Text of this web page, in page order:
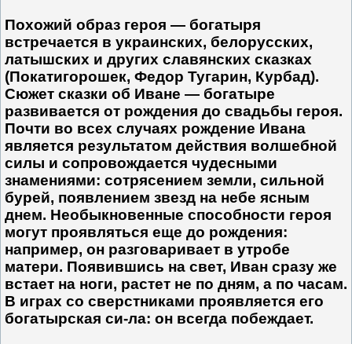
Похожий образ героя — богатыря
встречается в украинских, белорусских,
латышских и других славянских сказках
(Покатигорошек, Федор Тугарин, Курбад).
Сюжет сказки об Иване — богатыре
развивается от рождения до свадьбы героя.
Почти во всех случаях рождение Ивана
является результатом действия волшебной
силы и сопровождается чудесными
знамениями: сотрясением земли, сильной
бурей, появлением звезд на небе ясным
днем. Необыкновенные способности героя
могут проявляться еще до рождения:
например, он разговаривает в утробе
матери. Появившись на свет, Иван сразу же
встает на ноги, растет не по дням, а по часам.
В играх со сверстниками проявляется его
богатырская си-ла: он всегда побеждает.